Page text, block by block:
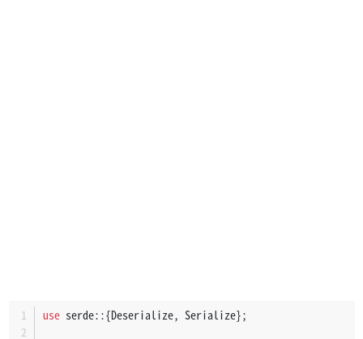
use serde::{Deserialize, Serialize};